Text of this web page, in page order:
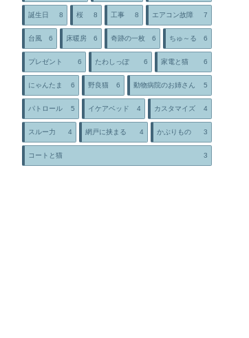
誕生日 8 桜 8 工事 8 エアコン故障 7
台風 6 床暖房 6 奇跡の一枚 6 ちゅ～る 6
プレゼント 6 たわしっぽ 6 家電と猫 6
にゃんたま 6 野良猫 6 動物病院のお姉さん 5
パトロール 5 イケアベッド 4 カスタマイズ 4
スルー力 4 網戸に挟まる 4 かぶりもの 3
コートと猫 3